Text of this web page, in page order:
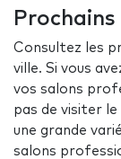
Consultez les
ville. Si vous
vos salons
pas de visiter le
une grande
salons